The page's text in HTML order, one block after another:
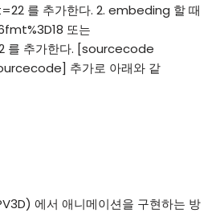
를 추가한다. 2. embeding 할 때
또는
를 추가한다. [sourcecode
추가로 아래와 같
에서 애니메이션을 구현하는 방